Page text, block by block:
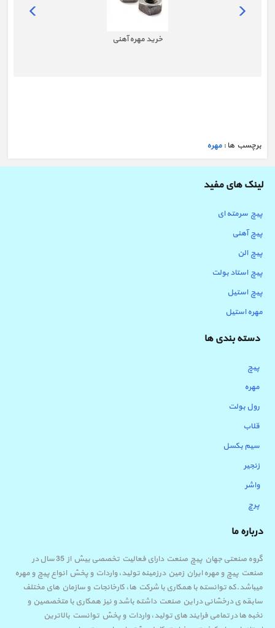
خرید مهره آهنی
برچسب ها : مهره
لینک های مفید
پیچ سرمته ای
پیچ آهنی
پیچ الن
پیچ استاد بولت
پیچ استیل
مهره استیل
دسته بندی ها
پیچ
مهره
رول بولت
قلاب
سیم بکسل
زنجیر
واشر
پرچ
درباره ما
گروه صنعتی جهان پیچ صنعت دارای فعالیت تخصصی بیش از 35 سال در
صنعت پیچ و مهره ایران زمین درزمینه تولید، واردات و پخش انواع پیچ و مهره
میباشد.که توانسته با همکاری با شرکت ها، کارخانجات و سازمان های مختلف
سابقه ی درخشانی در این صنعت داشته باشد و نیز همکاری با متخصصین و
نخبه ها در تمامی فرایند های تولید، واردات و پخش توانست بالاترین